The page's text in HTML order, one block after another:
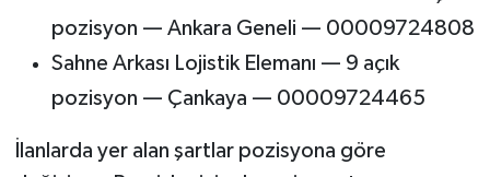
pozisyon — Ankara Geneli — 00009724808
Sahne Arkası Lojistik Elemanı — 9 açık
pozisyon — Çankaya — 00009724465
İlanlarda yer alan şartlar pozisyona göre